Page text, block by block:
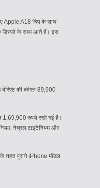
Apple A18 चिप के साथ
डिस्प्ले के साथ आते हैं। इस
की कीमत 89,900
1,69,900 रुपये रखी गई है।
नेचुरल टाइटेनियम और
तहत पुराने iPhone मॉडल